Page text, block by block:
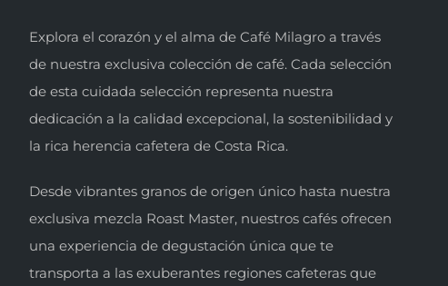
Explora el corazón y el alma de Café Milagro a través
de nuestra exclusiva colección de café. Cada selección
de esta cuidada selección representa nuestra
dedicación a la calidad excepcional, la sostenibilidad y
la rica herencia cafetera de Costa Rica.
Desde vibrantes granos de origen único hasta nuestra
exclusiva mezcla Roast Master, nuestros cafés ofrecen
una experiencia de degustación única que te
transporta a las exuberantes regiones cafeteras que